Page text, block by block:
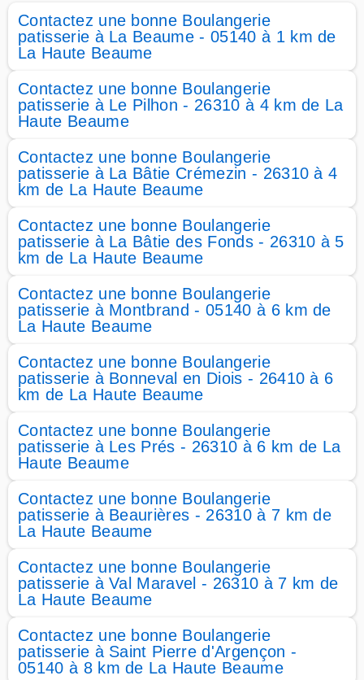
Contactez une bonne Boulangerie
patisserie à La Beaume - 05140 à 1 km de
La Haute Beaume
Contactez une bonne Boulangerie
patisserie à Le Pilhon - 26310 à 4 km de La
Haute Beaume
Contactez une bonne Boulangerie
patisserie à La Bâtie Crémezin - 26310 à 4
km de La Haute Beaume
Contactez une bonne Boulangerie
patisserie à La Bâtie des Fonds - 26310 à 5
km de La Haute Beaume
Contactez une bonne Boulangerie
patisserie à Montbrand - 05140 à 6 km de
La Haute Beaume
Contactez une bonne Boulangerie
patisserie à Bonneval en Diois - 26410 à 6
km de La Haute Beaume
Contactez une bonne Boulangerie
patisserie à Les Prés - 26310 à 6 km de La
Haute Beaume
Contactez une bonne Boulangerie
patisserie à Beaurières - 26310 à 7 km de
La Haute Beaume
Contactez une bonne Boulangerie
patisserie à Val Maravel - 26310 à 7 km de
La Haute Beaume
Contactez une bonne Boulangerie
patisserie à Saint Pierre d'Argençon -
05140 à 8 km de La Haute Beaume